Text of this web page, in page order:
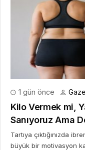
1 gün önce
Kilo Vermek mi,
Sanıyoruz Ama
Tartıya çıktığınızda
büyük bir motivasyon